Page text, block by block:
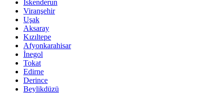
İskenderun
Viranşehir
Uşak
Aksaray
Kızıltepe
Afyonkarahisar
İnegol
Tokat
Edirne
Derince
Beylikdüzü